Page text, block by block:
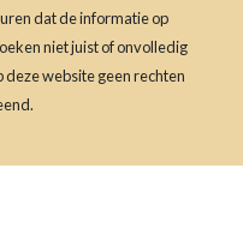
dat de informatie op
niet juist of onvolledig
website geen rechten